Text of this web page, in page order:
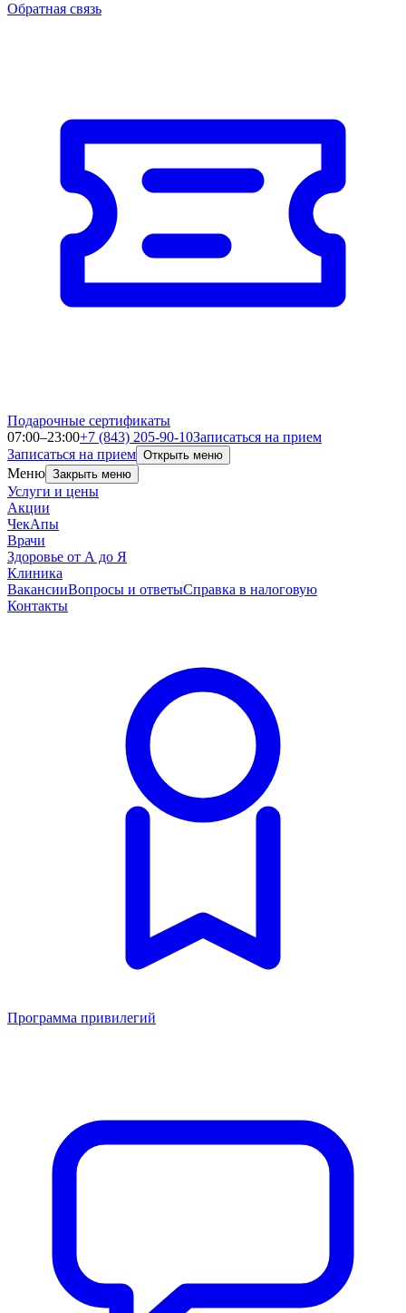
Обратная связь
Подарочные сертификаты
07:00–23:00+7 (843) 205-90-10Записаться на прием
Записаться на прием Открыть меню
Меню Закрыть меню
Услуги и цены
Акции
ЧекАпы
Врачи
Здоровье от А до Я
Клиника
ВакансииВопросы и ответыСправка в налоговую
Контакты
Программа привилегий